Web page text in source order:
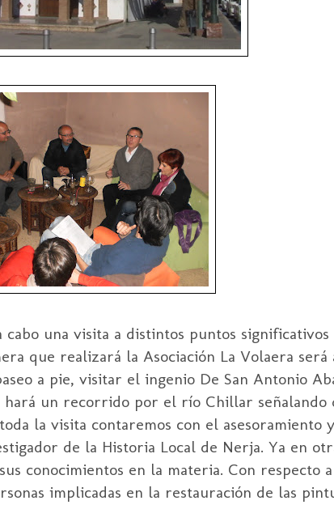
una visita a distintos puntos
que realizará la Asociación La Volaera
a pie, visitar el ingenio De San Antonio
un recorrido por el río Chillar señalando
la visita contaremos con el asesoramiento
de la Historia Local de Nerja. Ya en
conocimientos en la materia. Con respecto
implicadas en la restauración de las